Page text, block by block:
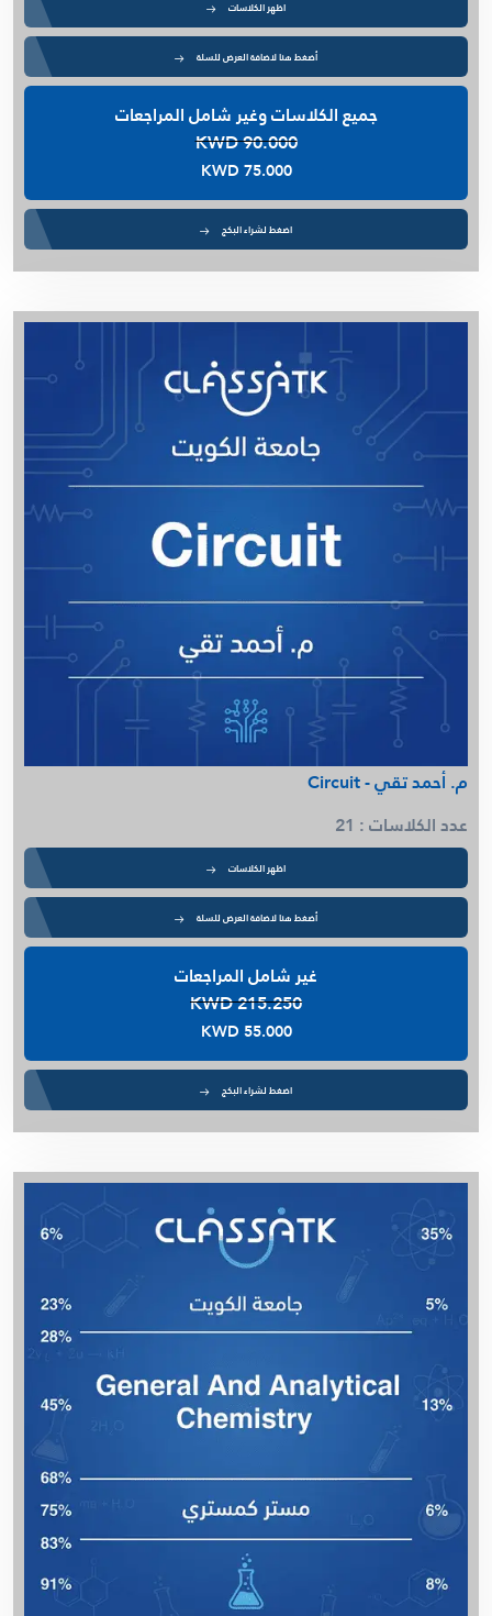
اظهر الكلاسات
أضغط هنا لاضافة العرض للسلة
جميع الكلاسات وغير شامل المراجعات
KWD 90.000
KWD 75.000
اضغط لشراء البكج
م. أحمد تقي - Circuit
عدد الكلاسات : 21
اظهر الكلاسات
أضغط هنا لاضافة العرض للسلة
غير شامل المراجعات
KWD 215.250
KWD 55.000
اضغط لشراء البكج